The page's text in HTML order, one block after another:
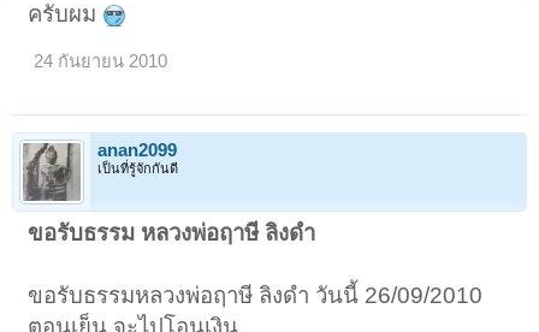
ครับผม
24 กันยายน 2010
anan2099
เป็นที่รู้จักกันดี
ขอรับธรรม หลวงพ่อฤาษี ลิงดำ
ขอรับธรรมหลวงพ่อฤาษี ลิงดำ วันนี้ 26/09/2010
ตอนเย็น จะไปโอนเงิน